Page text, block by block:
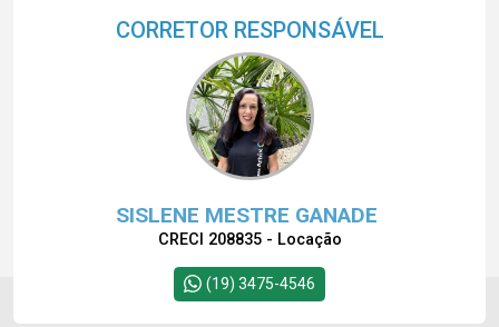
CORRETOR RESPONSÁVEL
SISLENE MESTRE GANADE
CRECI 208835 - Locação
(19) 3475-4546